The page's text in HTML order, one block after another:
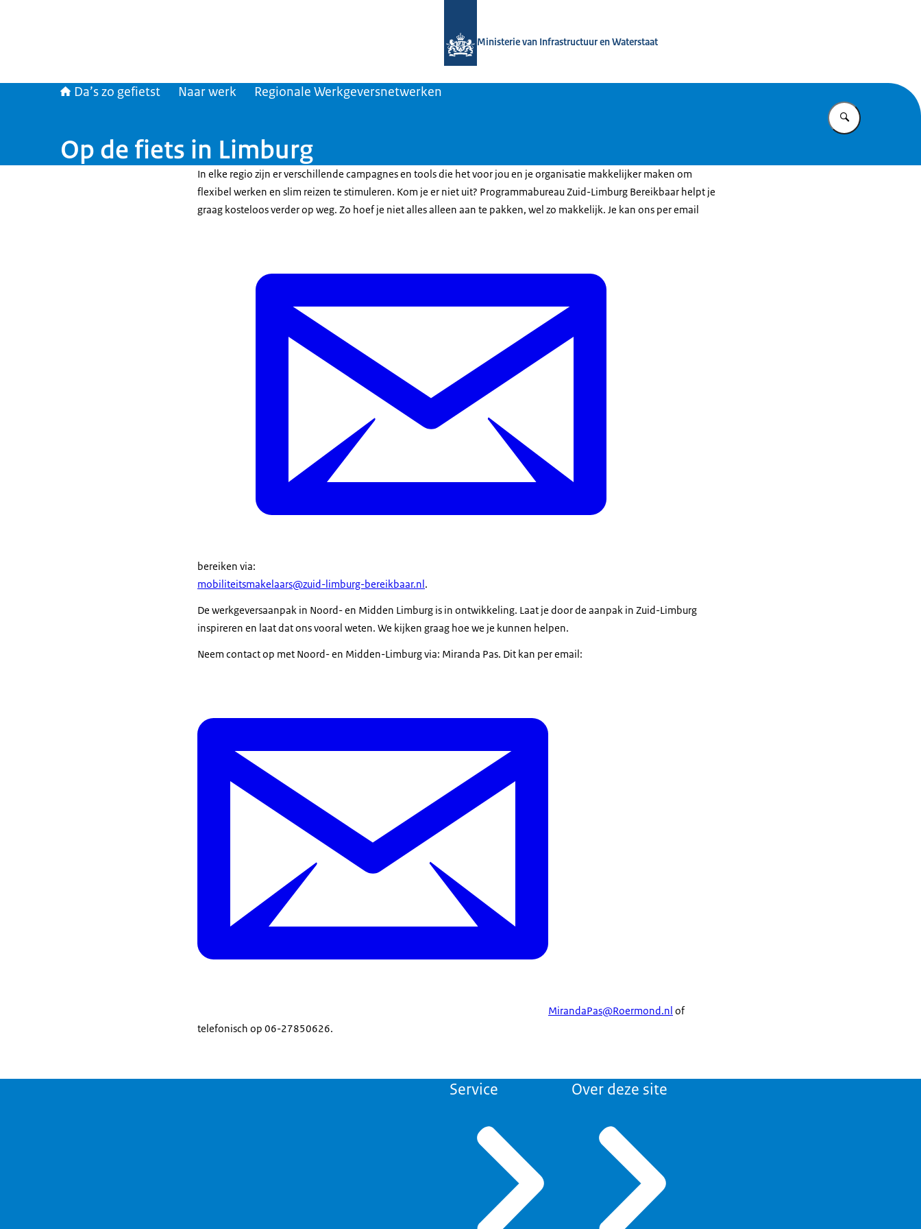
Ministerie van Infrastructuur en Waterstaat
Da’s zo gefietst Naar werk Regionale Werkgeversnetwerken
Vul in wat u
Op de fiets in Limburg
In elke regio zijn er verschillende campagnes en tools die het voor jou en je organisatie makkelijker maken om
flexibel werken en slim reizen te stimuleren. Kom je er niet uit? Programmabureau Zuid-Limburg Bereikbaar helpt je
graag kosteloos verder op weg. Zo hoef je niet alles alleen aan te pakken, wel zo makkelijk. Je kan ons per email
bereiken via:
mobiliteitsmakelaars@zuid-limburg-bereikbaar.nl.
De werkgeversaanpak in Noord- en Midden Limburg is in ontwikkeling. Laat je door de aanpak in Zuid-Limburg
inspireren en laat dat ons vooral weten. We kijken graag hoe we je kunnen helpen.
Neem contact op met Noord- en Midden-Limburg via: Miranda Pas. Dit kan per email:
MirandaPas@Roermond.nl of
telefonisch op 06-27850626.
Service Over deze site